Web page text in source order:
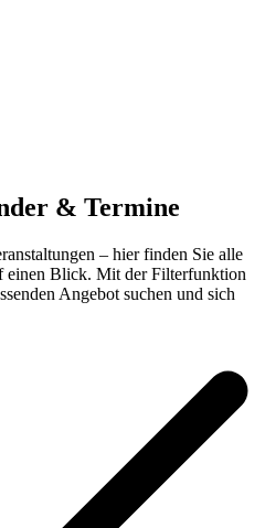
& Termine
– hier finden Sie alle
einen Blick. Mit der Filterfunktion
Angebot suchen und sich